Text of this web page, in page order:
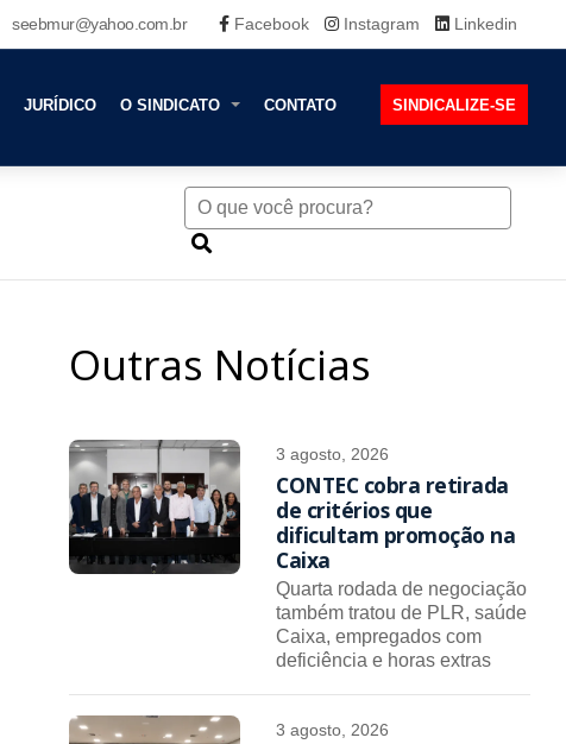
seebmur@yahoo.com.br Facebook Instagram Linkedin
JURÍDICO O SINDICATO CONTATO SINDICALIZE-SE
Outras Notícias
3 agosto, 2026
CONTEC cobra retirada
de critérios que
dificultam promoção na
Caixa
Quarta rodada de negociação
também tratou de PLR, saúde
Caixa, empregados com
deficiência e horas extras
3 agosto, 2026